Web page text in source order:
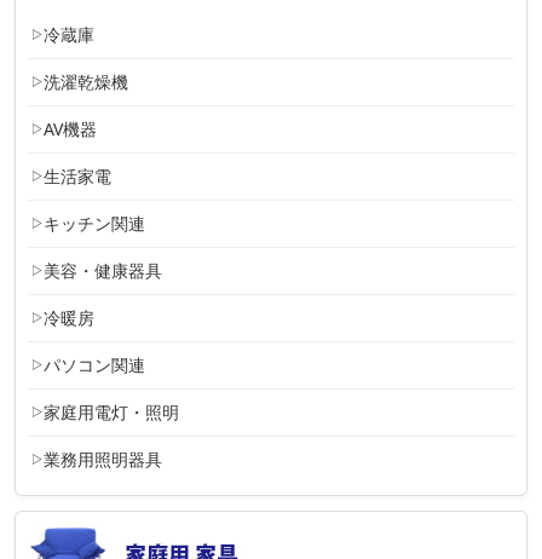
冷蔵庫
洗濯乾燥機
AV機器
生活家電
キッチン関連
美容・健康器具
冷暖房
パソコン関連
家庭用電灯・照明
業務用照明器具